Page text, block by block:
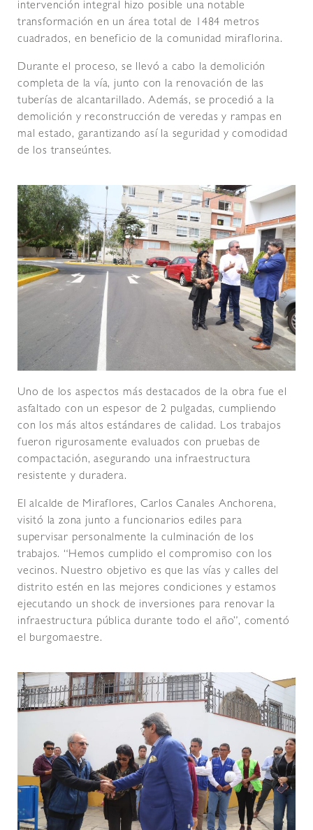
intervención integral hizo posible una notable
transformación en un área total de 1484 metros
cuadrados, en beneficio de la comunidad miraflorina.
Durante el proceso, se llevó a cabo la demolición
completa de la vía, junto con la renovación de las
tuberías de alcantarillado. Además, se procedió a la
demolición y reconstrucción de veredas y rampas en
mal estado, garantizando así la seguridad y comodidad
de los transeúntes.
Uno de los aspectos más destacados de la obra fue el
asfaltado con un espesor de 2 pulgadas, cumpliendo
con los más altos estándares de calidad. Los trabajos
fueron rigurosamente evaluados con pruebas de
compactación, asegurando una infraestructura
resistente y duradera.
El alcalde de Miraflores, Carlos Canales Anchorena,
visitó la zona junto a funcionarios ediles para
supervisar personalmente la culminación de los
trabajos. “Hemos cumplido el compromiso con los
vecinos. Nuestro objetivo es que las vías y calles del
distrito estén en las mejores condiciones y estamos
ejecutando un shock de inversiones para renovar la
infraestructura pública durante todo el año”, comentó
el burgomaestre.